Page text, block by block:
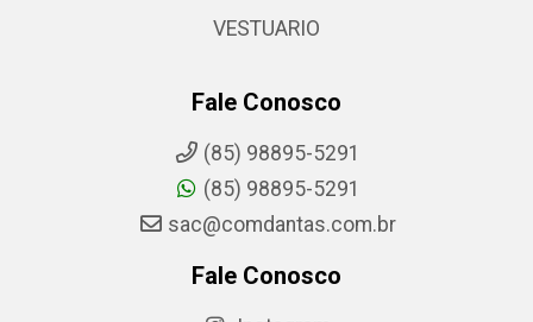
VESTUARIO
Fale Conosco
(85) 98895-5291
(85) 98895-5291
sac@comdantas.com.br
Fale Conosco